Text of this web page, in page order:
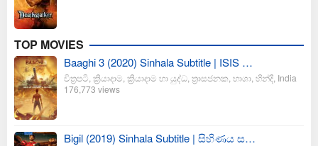
TOP MOVIES
Baaghi 3 (2020) Sinhala Subtitle | ISIS …
චිත්‍රපටි ක්‍රියාදාම ක්‍රියාදාම හා යුද්ධ ත්‍රාසජනක භාශා හින්දි India
176,773 views
Bigil (2019) Sinhala Subtitle | සිහිණය ස…